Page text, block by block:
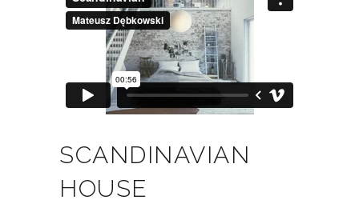
SCANDINAVIAN
HOUSE